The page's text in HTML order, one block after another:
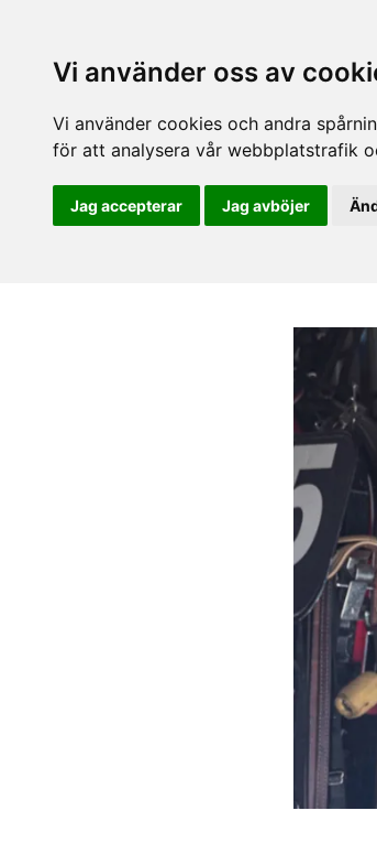
Vi använder oss av
Vi använder cookies och andra
för att analysera vår webbplatstrafik
Jag accepterar Jag avböjer